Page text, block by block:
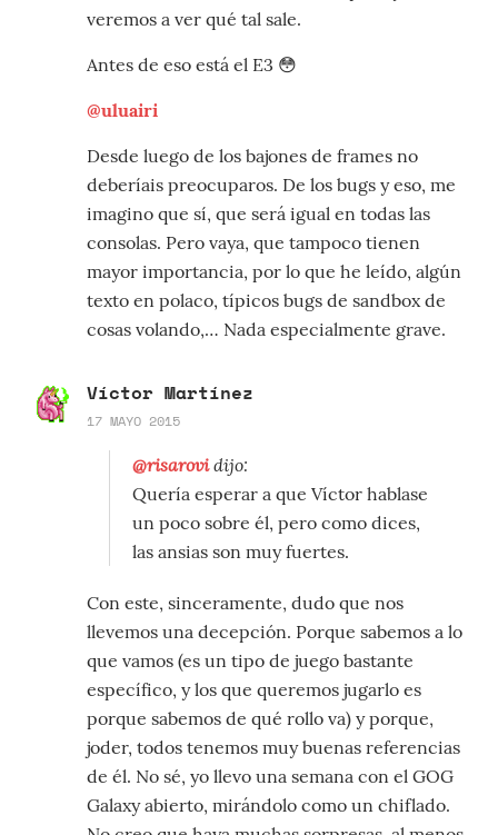
veremos a ver qué tal sale.
Antes de eso está el E3 😳
@uluairi
Desde luego de los bajones de frames no
deberíais preocuparos. De los bugs y eso, me
imagino que sí, que será igual en todas las
consolas. Pero vaya, que tampoco tienen
mayor importancia, por lo que he leído, algún
texto en polaco, típicos bugs de sandbox de
cosas volando,… Nada especialmente grave.
Víctor Martínez
17 MAYO 2015
@risarovidijo:
Quería esperar a que Víctor hablase
un poco sobre él, pero como dices,
las ansias son muy fuertes.
Con este, sinceramente, dudo que nos
llevemos una decepción. Porque sabemos a lo
que vamos (es un tipo de juego bastante
específico, y los que queremos jugarlo es
porque sabemos de qué rollo va) y porque,
joder, todos tenemos muy buenas referencias
de él. No sé, yo llevo una semana con el GOG
Galaxy abierto, mirándolo como un chiflado.